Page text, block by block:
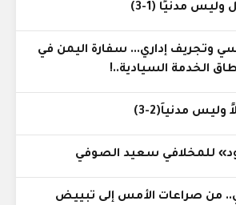
مدنيًا (1-3)
وتجريف إداري... سفارة اليمن في
الخدمة السيادية..!
مدنياً(2-3)
للمخلافي سعيد الصوفي
من صراعات الأمس إلى تبييض